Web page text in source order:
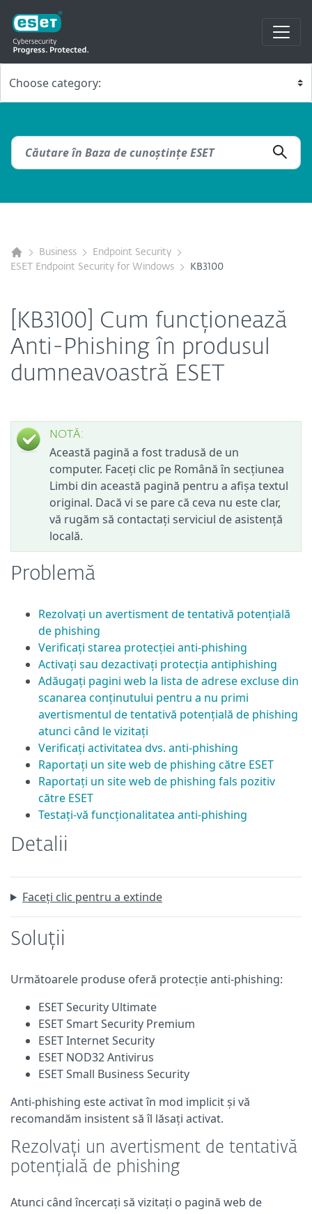
Business
Endpoint Security
ESET Endpoint Security for Windows
KB3100
[KB3100] Cum funcționează
Anti-Phishing în produsul
dumneavoastră ESET
NOTĂ:
Această pagină a fost tradusă de un
computer. Faceți clic pe Română în secțiunea
Limbi din această pagină pentru a afișa textul
original. Dacă vi se pare că ceva nu este clar,
vă rugăm să contactați serviciul de asistență
locală.
Problemă
Rezolvați un avertisment de tentativă potențială
de phishing
Verificați starea protecției anti-phishing
Activați sau dezactivați protecția antiphishing
Adăugați pagini web la lista de adrese excluse din
scanarea conținutului pentru a nu primi
avertismentul de tentativă potențială de phishing
atunci când le vizitați
Verificați activitatea dvs. anti-phishing
Raportați un site web de phishing către ESET
Raportați un site web de phishing fals pozitiv
către ESET
Testați-vă funcționalitatea anti-phishing
Detalii
Faceți clic pentru a extinde
Soluții
Următoarele produse oferă protecție anti-phishing:
ESET Security Ultimate
ESET Smart Security Premium
ESET Internet Security
ESET NOD32 Antivirus
ESET Small Business Security
Anti-phishing este activat în mod implicit și vă
recomandăm insistent să îl lăsați activat.
Rezolvați un avertisment de tentativă
potențială de phishing
Atunci când încercați să vizitați o pagină web de